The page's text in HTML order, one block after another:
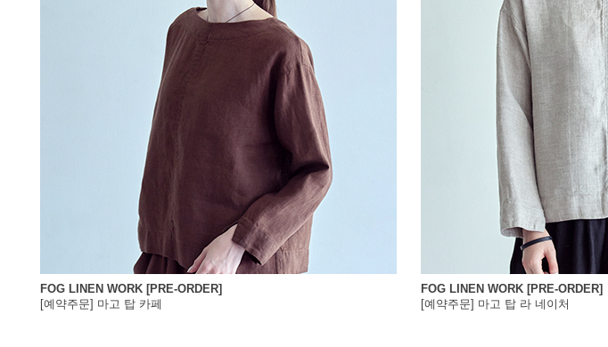
FOG LINEN WORK [PRE-ORDER]
[예약주문] 마고 탑 카페
FOG LINEN WORK [PRE-ORDER]
[예약주문] 마고 탑 라 네이처